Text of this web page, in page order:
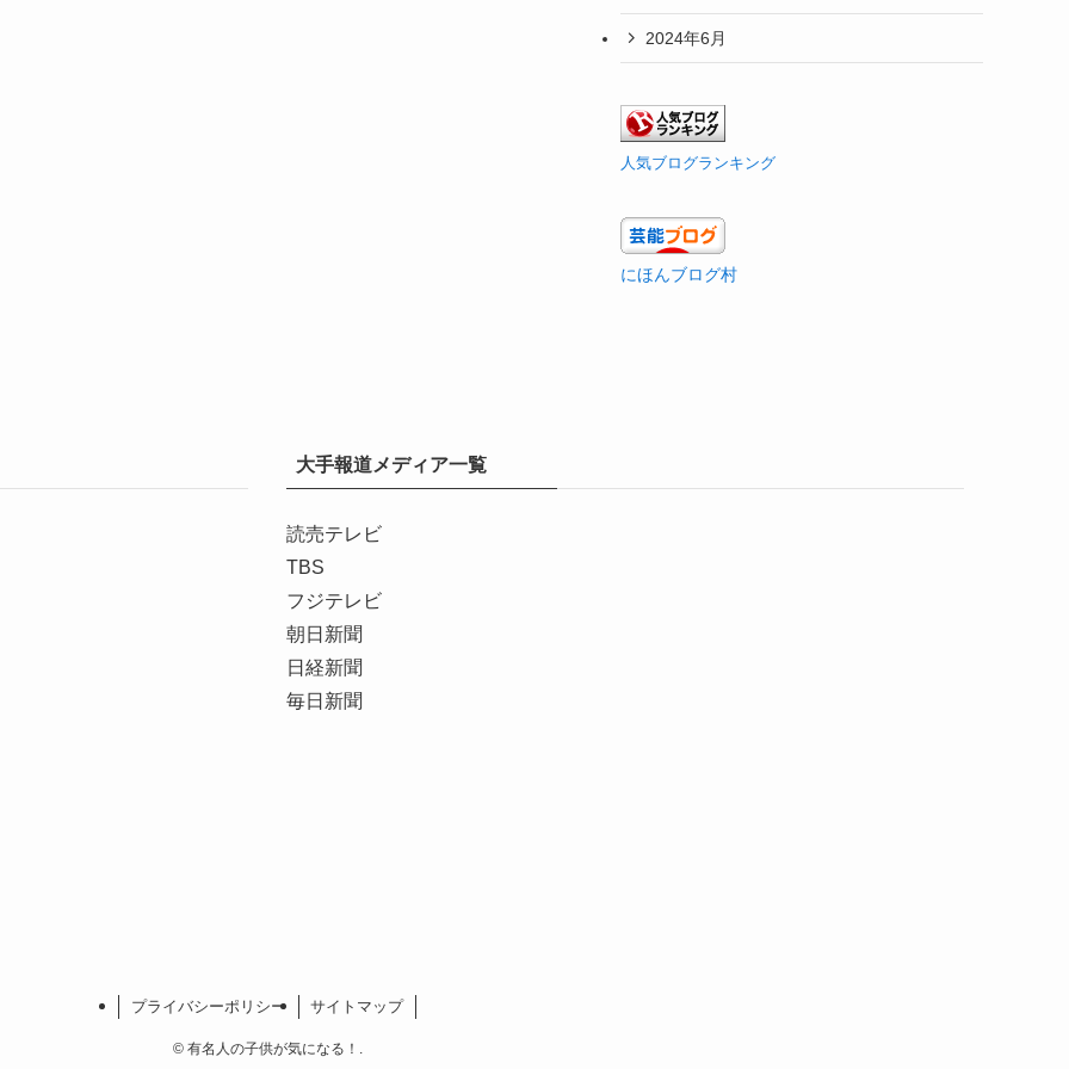
2024年6月
人気ブログランキング
にほんブログ村
大手報道メディア一覧
読売テレビ
TBS
フジテレビ
朝日新聞
日経新聞
毎日新聞
プライバシーポリシー サイトマップ
©有名人の子供が気になる！.